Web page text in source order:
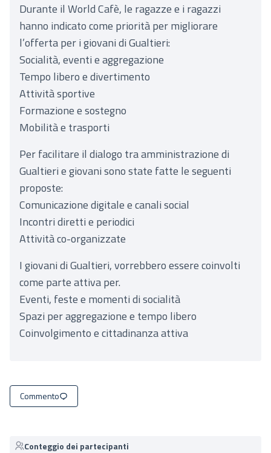
Durante il World Cafè, le ragazze e i ragazzi
hanno indicato come priorità per migliorare
l’offerta per i giovani di Gualtieri:
Socialità, eventi e aggregazione
Tempo libero e divertimento
Attività sportive
Formazione e sostegno
Mobilità e trasporti
Per facilitare il dialogo tra amministrazione di
Gualtieri e giovani sono state fatte le seguenti
proposte:
Comunicazione digitale e canali social
Incontri diretti e periodici
Attività co-organizzate
I giovani di Gualtieri, vorrebbero essere coinvolti
come parte attiva per.
Eventi, feste e momenti di socialità
Spazi per aggregazione e tempo libero
Coinvolgimento e cittadinanza attiva
Commento
Conteggio dei partecipanti